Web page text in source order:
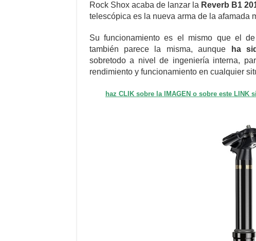
Rock Shox acaba de lanzar la Reverb B1
telescópica es la nueva arma de la afamada
Su funcionamiento es el mismo que el
también parece la misma, aunque
ha
sobretodo a nivel de ingeniería interna,
rendimiento y funcionamiento en cualquier
haz CLIK sobre la IMAGEN o sobre este LINK